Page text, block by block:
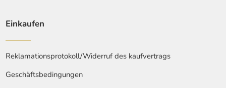
Einkaufen
Reklamationsprotokoll/Widerruf des kaufvertrags
Geschäftsbedingungen